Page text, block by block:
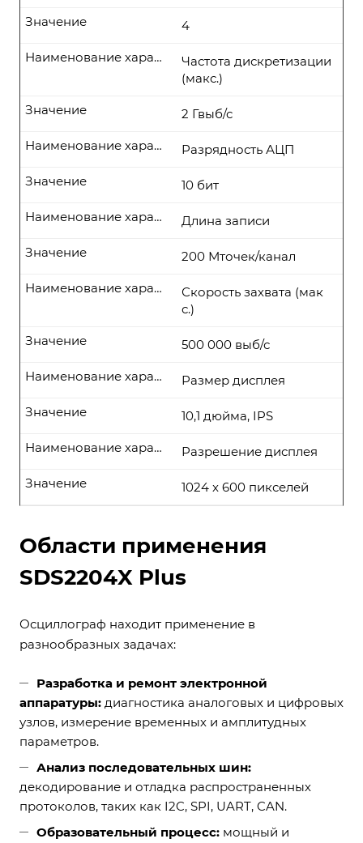
4
Значение
Частота дискретизации
(макс.)
Наименование характеристики
2 Гвыб/с
Значение
Разрядность АЦП
Наименование характеристики
10 бит
Значение
Длина записи
Наименование характеристики
200 Мточек/канал
Значение
Скорость захвата (мак
с.)
Наименование характеристики
500 000 выб/с
Значение
Размер дисплея
Наименование характеристики
10,1 дюйма, IPS
Значение
Разрешение дисплея
Наименование характеристики
1024 x 600 пикселей
Значение
Области применения
SDS2204X Plus
Осциллограф находит применение в
разнообразных задачах:
Разработка и ремонт электронной
аппаратуры: диагностика аналоговых и цифровых
узлов, измерение временных и амплитудных
параметров.
Анализ последовательных шин:
декодирование и отладка распространенных
протоколов, таких как I2C, SPI, UART, CAN.
Образовательный процесс: мощный и